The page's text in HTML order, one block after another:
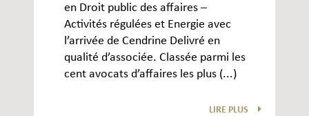
en Droit public des affaires –
Activités régulées et Energie avec
l’arrivée de Cendrine Delivré en
qualité d’associée. Classée parmi les
cent avocats d’affaires les plus (...)
LIRE PLUS